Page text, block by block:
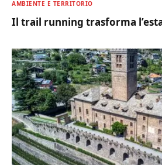
AMBIENTE E TERRITORIO
Il trail running trasforma